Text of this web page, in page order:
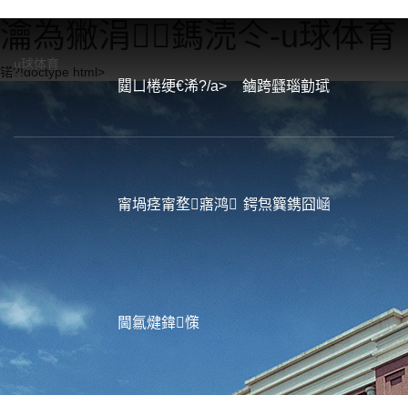
瀹為獙涓鎷涜仒-u球体育
锘?!doctype html>
u球体育
閮ㄩ棬绠€浠?/a> 鏀跨瓥瑙勭珷
甯堝痉甯堥寤鸿 鍔炰簨鎸囧崡
閫氱煡鍏憡